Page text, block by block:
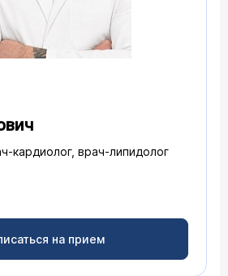
кардиолог, врач-липидолог
на прием